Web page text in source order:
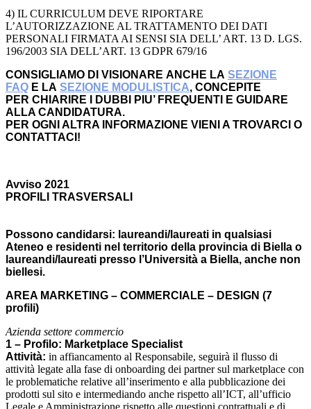
4) IL CURRICULUM DEVE RIPORTARE
L’AUTORIZZAZIONE AL TRATTAMENTO DEI DATI
PERSONALI FIRMATA AI SENSI SIA DELL’ ART. 13 D. LGS.
196/2003 SIA DELL’ART. 13 GDPR 679/16
CONSIGLIAMO DI VISIONARE ANCHE LA SEZIONE
FAQ E LA SEZIONE MODULISTICA, CONCEPITE
PER CHIARIRE I DUBBI PIU’ FREQUENTI E GUIDARE
ALLA CANDIDATURA.
PER OGNI ALTRA INFORMAZIONE VIENI A TROVARCI O
CONTATTACI!
Avviso 2021
PROFILI TRASVERSALI
Possono candidarsi: laureandi/laureati in qualsiasi
Ateneo e residenti nel territorio della provincia di Biella o
laureandi/laureati presso l’Università a Biella, anche non
biellesi.
AREA MARKETING – COMMERCIALE – DESIGN (7
profili)
Azienda settore commercio
1 – Profilo: Marketplace Specialist
Attività: in affiancamento al Responsabile, seguirà il flusso di
attività legate alla fase di onboarding dei partner sul marketplace con
le problematiche relative all’inserimento e alla pubblicazione dei
prodotti sul sito e intermediando anche rispetto all’ICT, all’ufficio